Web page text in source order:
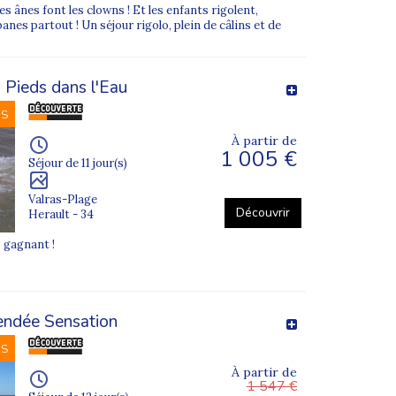
L’objectif : qu’ils profitent pleinement de leurs
stages sportifs
l’esprit et la convivialité de la colonie de
scolaires, sans objectif de performance.
sont toujours pris en compte.
ânes font les clowns ! Et les enfants rigolent,
partout ! Un séjour rigolo, plein de câlins et de
Pieds dans l'Eau
Séjour de 11 jour(s)
Valras-Plage
Herault - 34
À partir de
1 005 €
Découvrir
!
Sensation
À partir de
1 547 €